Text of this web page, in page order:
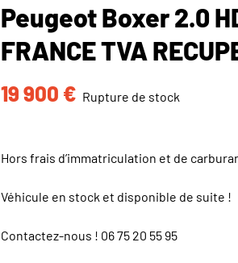
Peugeot Boxer 2.0
FRANCE TVA
19 900 € Rupture de stock
Hors frais d’immatriculation et de
Véhicule en stock et disponible de suite !
Contactez-nous ! 06 75 20 55 95